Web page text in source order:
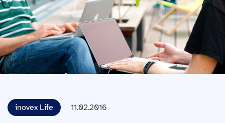
BRANCHEN
REFERENZEN
WISSEN & EVENTS
inovex Life 11.02.2016